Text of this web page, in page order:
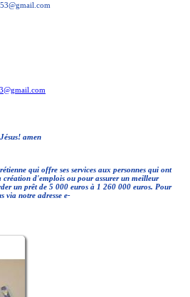
amen
qui offre ses services aux personnes qui ont
d'emplois ou pour assurer un meilleur
un prêt de 5 000 euros à 1 260 000 euros. Pour
via notre adresse e-